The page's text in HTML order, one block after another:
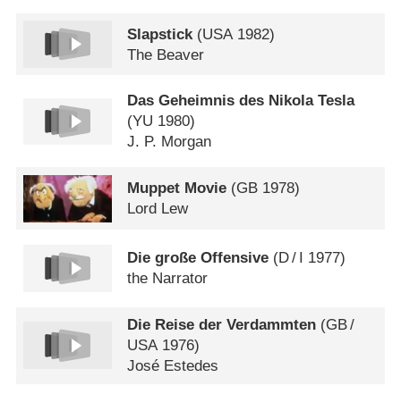
Slapstick (USA 1982)
The Beaver
Das Geheimnis des Nikola Tesla
(YU 1980)
J. P. Morgan
Muppet Movie (GB 1978)
Lord Lew
Die große Offensive (D/
1977)
the Narrator
Die Reise der Verdammten (GB/
USA1976)
José Estedes